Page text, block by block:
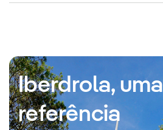
Iberdrola, uma
referência